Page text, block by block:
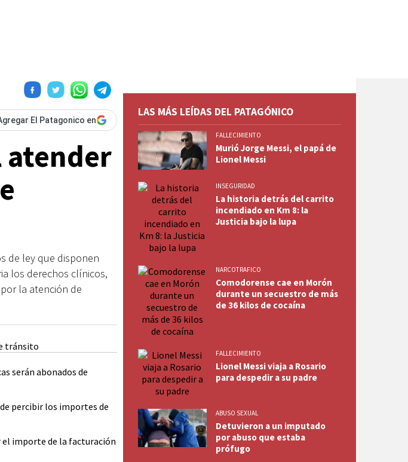
El Patagonico en
atender
de ley que disponen
los derechos clínicos,
la atención de
serán abonados de
percibir los importes de
el importe de la facturación
LAS MÁS LEÍDAS DEL PATAGÓNICO
FALLECIMIENTO
Murió Jorge Messi, el papá de
Lionel Messi
INSEGURIDAD
La historia detrás del carrito
incendiado en Km 8: la
Justicia bajo la lupa
NARCOTRAFICO
Comodorense cae en Morón
durante un secuestro de más
de 36 kilos de cocaína
FALLECIMIENTO
Lionel Messi viaja a Rosario
para despedir a su padre
ABUSO SEXUAL
Detuvieron a un imputado
por abuso que estaba
prófugo